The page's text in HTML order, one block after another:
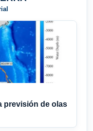
previsión de olas